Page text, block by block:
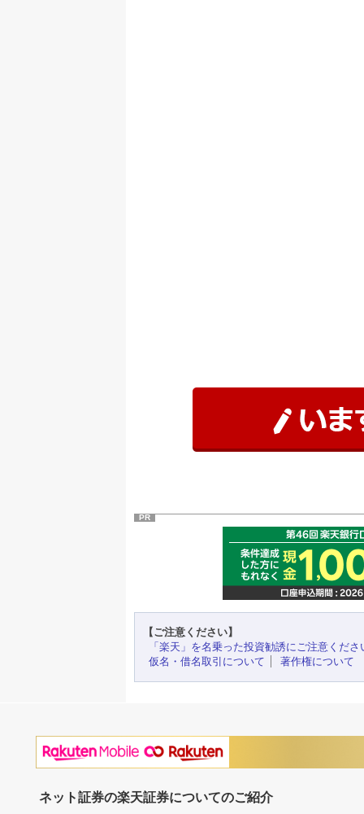
PR
【ご注意ください】
「楽天」を名乗った投資勧誘にご注意くださ
仮名・借名取引について
著作権について
ネット証券の楽天証券についてのご紹介